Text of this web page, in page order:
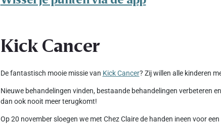
Kick Cancer
De fantastisch mooie missie van Kick Cancer? Zij willen alle kinderen
Nieuwe behandelingen vinden, bestaande behandelingen verbeteren
dan ook nooit meer terugkomt!
Op 20 november sloegen we met Chez Claire de handen ineen voor